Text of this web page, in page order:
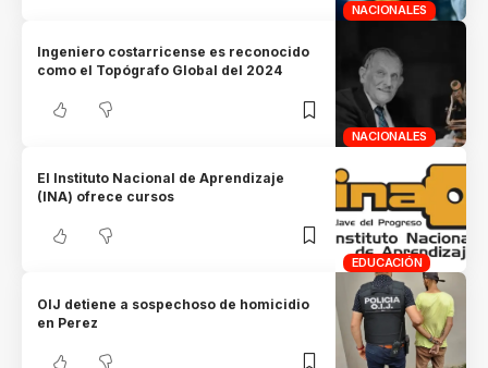
NACIONALES
NACIONALES
Ingeniero costarricense es reconocido
como el Topógrafo Global del 2024
EDUCACIÓN
El Instituto Nacional de Aprendizaje
(INA) ofrece cursos
OIJ detiene a sospechoso de homicidio
en Perez